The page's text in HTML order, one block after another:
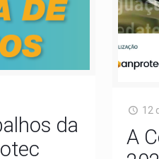
da
12
A